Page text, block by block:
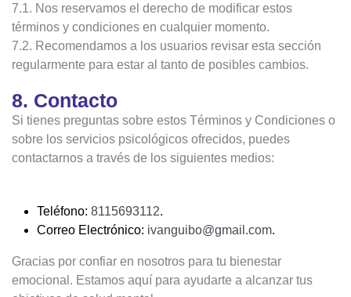
7.1. Nos reservamos el derecho de modificar estos
términos y condiciones en cualquier momento.
7.2. Recomendamos a los usuarios revisar esta sección
regularmente para estar al tanto de posibles cambios.
8. Contacto
Si tienes preguntas sobre estos Términos y Condiciones o
sobre los servicios psicológicos ofrecidos, puedes
contactarnos a través de los siguientes medios:
Teléfono: 8115693112.
Correo Electrónico: ivanguibo@gmail.com.
Gracias por confiar en nosotros para tu bienestar
emocional. Estamos aquí para ayudarte a alcanzar tus